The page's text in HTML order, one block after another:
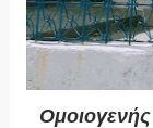
Ομοιογενής